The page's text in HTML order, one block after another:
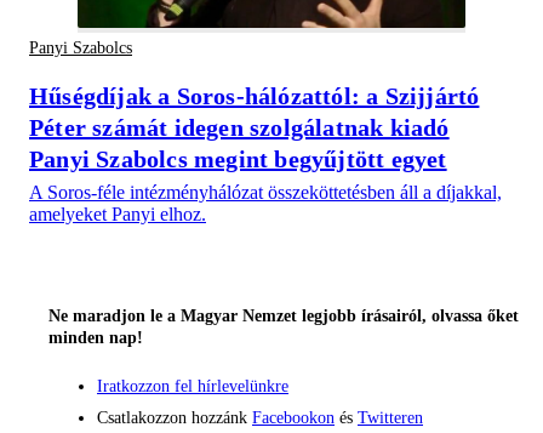
Panyi Szabolcs
Hűségdíjak a Soros-hálózattól: a Szijjártó
Péter számát idegen szolgálatnak kiadó
Panyi Szabolcs megint begyűjtött egyet
A Soros-féle intézményhálózat összeköttetésben áll a díjakkal,
amelyeket Panyi elhoz.
Ne maradjon le a Magyar Nemzet legjobb írásairól, olvassa őket
minden nap!
Iratkozzon fel hírlevelünkre
Csatlakozzon hozzánk Facebookon és Twitteren